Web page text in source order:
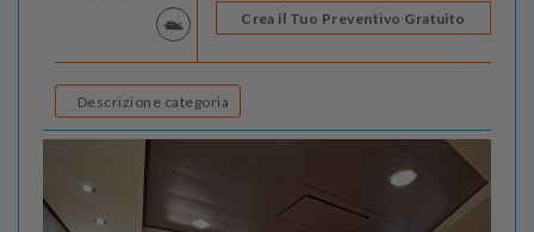
Crea il Tuo Preventivo Gratuito
Descrizione categoria